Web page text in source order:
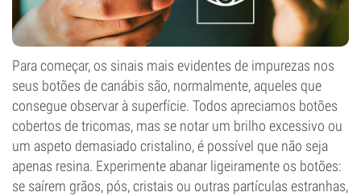
Para começar, os sinais mais evidentes de impurezas nos
seus botões de canábis são, normalmente, aqueles que
consegue observar à superfície. Todos apreciamos botões
cobertos de tricomas, mas se notar um brilho excessivo ou
um aspeto demasiado cristalino, é possível que não seja
apenas resina. Experimente abanar ligeiramente os botões:
se saírem grãos, pós, cristais ou outras partículas estranhas,